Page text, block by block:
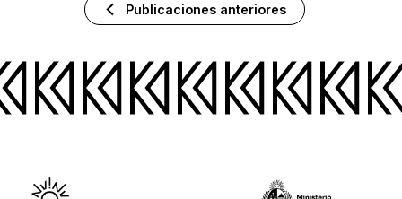
Publicaciones anteriores